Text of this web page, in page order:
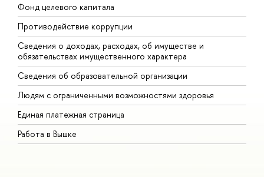
Фонд целевого капитала
Противодействие коррупции
Сведения о доходах, расходах, об имуществе и
обязательствах имущественного характера
Сведения об образовательной организации
Людям с ограниченными возможностями здоровья
Единая платежная страница
Работа в Вышке